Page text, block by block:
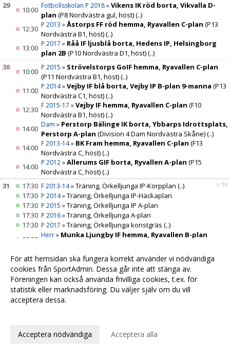
29
10:00 Fotbollsskolan P 2018»Vikens IK röd borta, Vikvalla D-
plan (P8 Nordvästra gul, höst)(..)
12:30 P 2013 »Åstorps FF röd hemma, Ryavallen C-plan (P13
Nordvästra B1, höst)(..)
13:00 P 2017 » Råå IF ljusblå borta, Hedens IP, Helsingborg
plan 2B (P10 Nordvästra D1, höst)(..)
30
10:00 P 2015 » Strövelstorps GoIF hemma, Ryavallen C-plan
(P11 Nordvästra B1, höst)(..)
11:00 P 2014»Vejby IF blå borta, Vejby IP B-plan 9-manna (P13
Nordvästra C1, höst)(..)
12:30 F 2015-17 »Vejby IF hemma, Ryavallen C-plan (F10
Nordvästra B1, höst)(..)
14:00 Dam » Perstorp Bälinge IK borta, Ybbarps Idrottsplats,
Perstorp A-plan (Division 4 Dam Nordvästra Skåne)(..)
14:00 F 2013-14» BK Fram hemma, Ryavallen C-plan (F13
Nordvästra C, höst)(..)
14:00 P 2012»Allerums GIF borta, Ryvallen A-plan (P15
Nordvästra C, höst)(..)
v.36
31 17:30 F 2013-14»Träning, Örkelljunga IP-Korpplan (..)
17:30 P 2014»Träning, Örkelljunga IP-Häckaplan
17:30 P 2015 »Träning, Örkelljunga IP A-plan
17:30 P 2016»Träning, Örkelljunga A-plan
17:30 P 2017 »Träning, Örkelljunga konstgräs (..)
18:30 Herr» Munka Ljungby IF hemma, Ryavallen B-plan
19:00
Juniorlaget »
Träning, Örkelljunga IP-Korpplan
19:00P 2010-11»Träning, Örkelljunga IP-Korpplan (..)
19:00P 2012»Träning, Örkelljunga IP-Korpplan (..)
inställningar
Webbversion
För att hemsidan ska fungera korrekt använder vi nödvändiga
cookies från SportAdmin. Dessa går inte att stänga av.
Föreningen kan också använda frivilliga cookies, t.ex. för
statistik eller marknadsföring. Du väljer själv om du vill
acceptera dessa.
Acceptera nödvändiga Acceptera alla